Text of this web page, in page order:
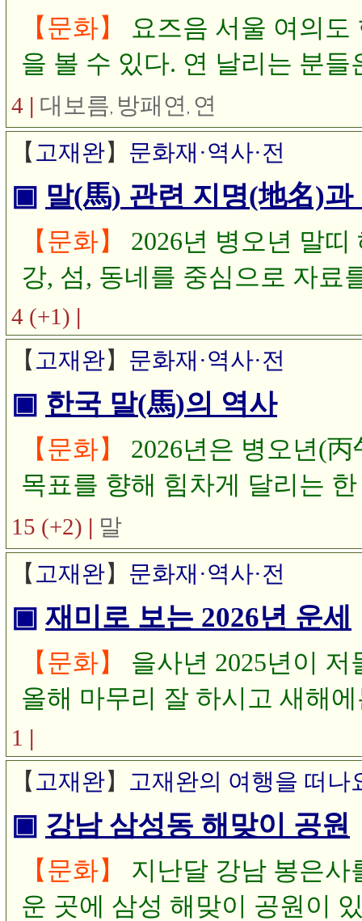
【문화】
요즈음 서울 여의
을 볼 수 있다. 연 날리는 분
월까지 3개월 동안 바람이
스포츠 연(Kite)을 날리고 있
줄을 잡고 하므로 운동도 되
소리가 나며 보는 재미가 있
져 가는 아쉬움이 남아 오늘
아봅니다.
4 | 대보름, 방패연 , 연
【 고재완】 문화재·역사·전
▣ 말(馬) 관련 지명(地名)과
【문화】
2026년 병오년 말
강, 섬, 동네를 중심으로 자료
부분 말의 모습과 관계가 있
곳을 중심으로 알아봅니다.
4 (+1) |
【 고재완】 문화재·역사·전
▣ 한국 말(馬)의 역사
【문화】
2026년은 병오년(
목표를 향해 힘차게 달리는
나라 말의 역사에 대하여 알
15 (+2) | 말
【 고재완】 문화재·역사·전
▣ 재미로 보는 2026년 운세
【문화】
을사년 2025년이
올해 마무리 잘 하시고 새해
하시길 진심으로 기원합니다.
1 |
【 고재완】 고재완의 여행을 떠나
▣ 강남 삼성동 해맞이 공원
【문화】
지난달 강남 봉은사
운 곳에 삼성 해맞이 공원이